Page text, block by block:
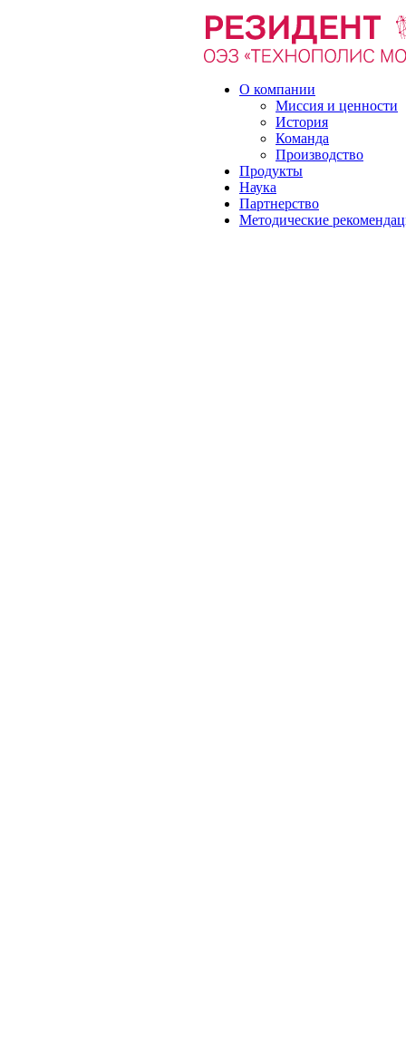
О компании
Миссия и ценности
История
Команда
Производство
Продукты
Наука
Партнерство
Методические